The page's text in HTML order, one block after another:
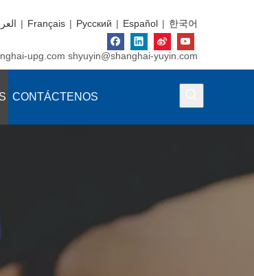
| Français | Pусский | Español | 한국어
upg.com shyuyin@shanghai-yuyin.com
CONTÁCTENOS